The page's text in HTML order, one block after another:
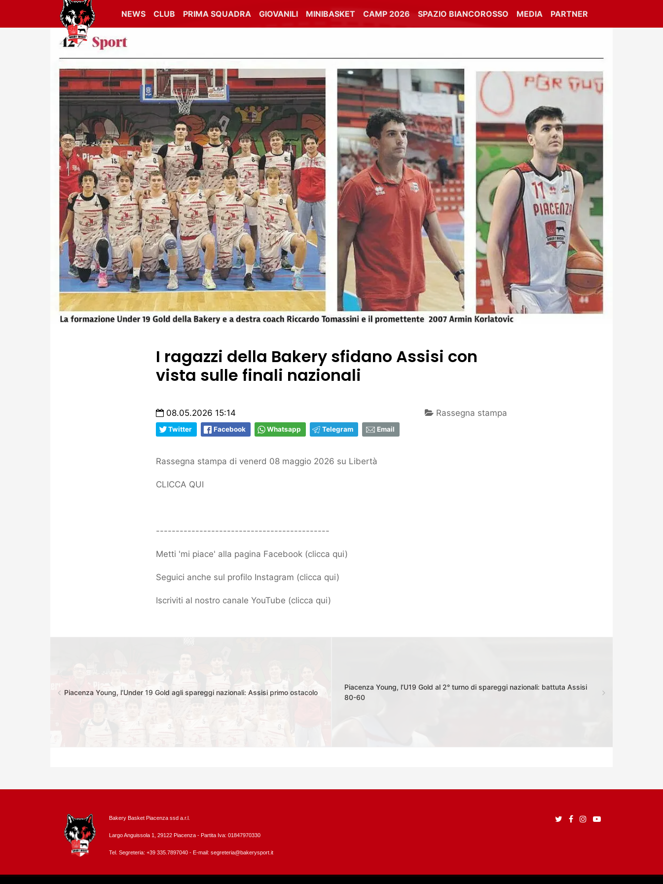
NEWS CLUB PRIMA SQUADRA GIOVANILI MINIBASKET CAMP 2026 SPAZIO BIANCOROSSO MEDIA PARTNER
I ragazzi della Bakery sfidano Assisi con
vista sulle finali nazionali
08.05.2026 15:14 Rassegna stampa
Twitter Facebook Whatsapp Telegram Email
Rassegna stampa di venerd 08 maggio 2026 su Libertà
CLICCA QUI
--------------------------------------------
Metti 'mi piace' alla pagina Facebook (clicca qui)
Seguici anche sul profilo Instagram (clicca qui)
Iscriviti al nostro canale YouTube (clicca qui)
Piacenza Young, l’Under 19 Gold agli spareggi nazionali: Assisi primo ostacolo
Piacenza Young, l’U19 Gold al 2° turno di spareggi nazionali: battuta Assisi
80-60
Bakery Basket Piacenza ssd a.r.l.
Largo Anguissola 1, 29122 Piacenza - Partita Iva: 01847970330
Tel. Segreteria: +39 335.7897040 - E-mail: segreteria@bakerysport.it